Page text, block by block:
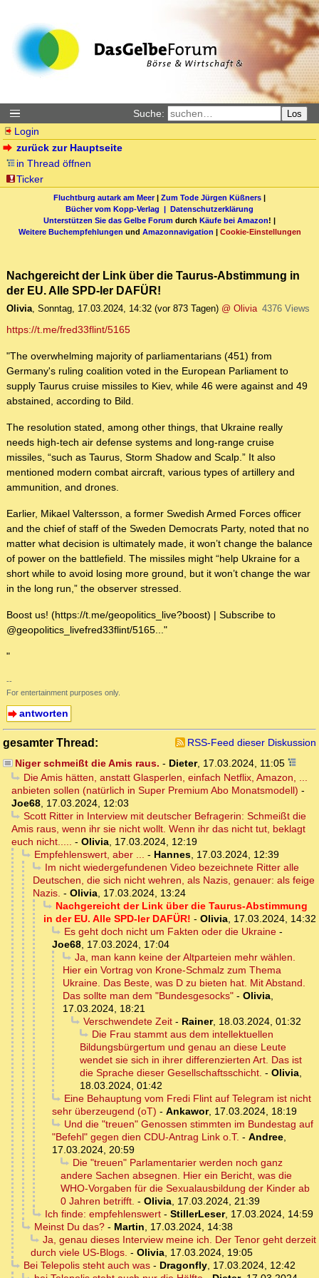
Suche: Los
Login
zurück zur Hauptseite
in Thread öffnen
Ticker
Fluchtburg autark am Meer| Zum Tode Jürgen Küßners |
Bücher vom Kopp-Verlag | Datenschutzerklärung
Unterstützen Sie das Gelbe Forum durch Käufe bei Amazon! |
Weitere Buchempfehlungen und Amazonnavigation | Cookie-Einstellungen
Nachgereicht der Link über die Taurus-Abstimmung in
der EU. Alle SPD-ler DAFÜR!
Olivia, Sonntag, 17.03.2024, 14:32 (vor 873 Tagen) @ Olivia 4376 Views
https://t.me/fred33flint/5165
"The overwhelming majority of parliamentarians (451) from
Germany's ruling coalition voted in the European Parliament to
supply Taurus cruise missiles to Kiev, while 46 were against and 49
abstained, according to Bild.
The resolution stated, among other things, that Ukraine really
needs high-tech air defense systems and long-range cruise
missiles, “such as Taurus, Storm Shadow and Scalp.” It also
mentioned modern combat aircraft, various types of artillery and
ammunition, and drones.
Earlier, Mikael Valtersson, a former Swedish Armed Forces officer
and the chief of staff of the Sweden Democrats Party, noted that no
matter what decision is ultimately made, it won’t change the balance
of power on the battlefield. The missiles might “help Ukraine for a
short while to avoid losing more ground, but it won’t change the war
in the long run,” the observer stressed.
Boost us! (https://t.me/geopolitics_live?boost) | Subscribe to
@geopolitics_livefred33flint/5165..."
"
--
For entertainment purposes only.
antworten
gesamter Thread:
RSS-Feed dieser Diskussion
Niger schmeißt die Amis raus. - Dieter, 17.03.2024, 11:05
Die Amis hätten, anstatt Glasperlen, einfach Netflix, Amazon, ...
anbieten sollen (natürlich in Super Premium Abo Monatsmodell) -
Joe68, 17.03.2024, 12:03
Scott Ritter in Interview mit deutscher Befragerin: Schmeißt die
Amis raus, wenn ihr sie nicht wollt. Wenn ihr das nicht tut, beklagt
euch nicht..... - Olivia, 17.03.2024, 12:19
Empfehlenswert, aber ... - Hannes, 17.03.2024, 12:39
Im nicht wiedergefundenen Video bezeichnete Ritter alle
Deutschen, die sich nicht wehren, als Nazis, genauer: als feige
Nazis. - Olivia, 17.03.2024, 13:24
Nachgereicht der Link über die Taurus-Abstimmung
in der EU. Alle SPD-ler DAFÜR! - Olivia, 17.03.2024, 14:32
Es geht doch nicht um Fakten oder die Ukraine-
Joe68, 17.03.2024, 17:04
Ja, man kann keine der Altparteien mehr wählen.
Hier ein Vortrag von Krone-Schmalz zum Thema
Ukraine. Das Beste, was D zu bieten hat. Mit Abstand.
Das sollte man dem "Bundesgesocks" - Olivia,
17.03.2024, 18:21
Verschwendete Zeit- Rainer, 18.03.2024, 01:32
Die Frau stammt aus dem intellektuellen
Bildungsbürgertum und genau an diese Leute
wendet sie sich in ihrer differenzierten Art. Das ist
die Sprache dieser Gesellschaftsschicht. - Olivia,
18.03.2024, 01:42
Eine Behauptung vom Fredi Flint auf Telegram ist nicht
sehr überzeugend (oT) - Ankawor, 17.03.2024, 18:19
Und die "treuen" Genossen stimmten im Bundestag auf
"Befehl" gegen dien CDU-Antrag Link o.T. - Andree,
17.03.2024, 20:59
Die "treuen" Parlamentarier werden noch ganz
andere Sachen absegnen. Hier ein Bericht, was die
WHO-Vorgaben für die Sexualausbildung der Kinder ab
0 Jahren betrifft. - Olivia, 17.03.2024, 21:39
Ich finde: empfehlenswert- StillerLeser, 17.03.2024, 14:59
Meinst Du das?- Martin, 17.03.2024, 14:38
Ja, genau dieses Interview meine ich. Der Tenor geht derzeit
durch viele US-Blogs. - Olivia, 17.03.2024, 19:05
Bei Telepolis steht auch was- Dragonfly, 17.03.2024, 12:42